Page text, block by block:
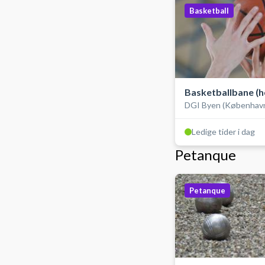
Basketball
Basketballbane
hallen)
DGI Byen
Ledige tider i dag
Petanque
Petanque